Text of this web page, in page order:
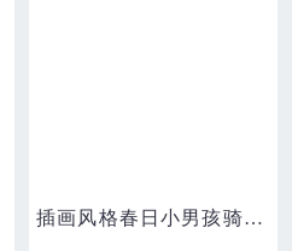
插画风格春日小男孩骑自行车免抠元素